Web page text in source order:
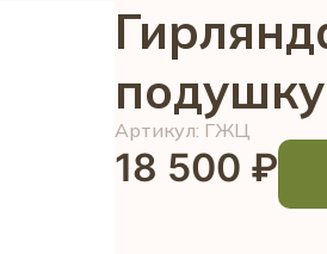
подушку
Артикул: ГЖЦ
18 500 ₽